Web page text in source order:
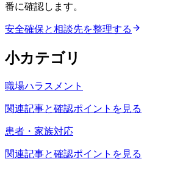
番に確認します。
安全確保と相談先を整理する
小カテゴリ
職場ハラスメント
関連記事と確認ポイントを見る
患者・家族対応
関連記事と確認ポイントを見る